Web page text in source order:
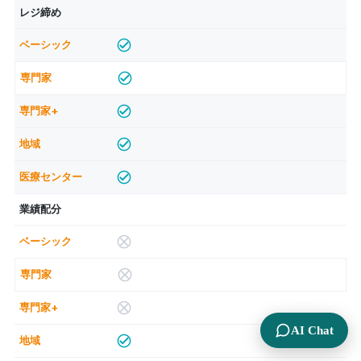
レジ締め
業績配分
AI Chat